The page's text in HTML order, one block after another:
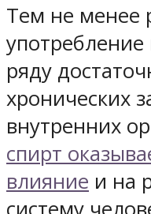
Тем не менее
ряду
хронических
внутренних
спирт
влияние и на